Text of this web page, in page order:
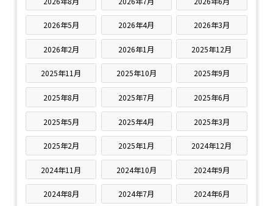
2026年5月 2026年4月 2026年3月
2026年2月 2026年1月 2025年12月
2025年11月 2025年10月 2025年9月
2025年8月 2025年7月 2025年6月
2025年5月 2025年4月 2025年3月
2025年2月 2025年1月 2024年12月
2024年11月 2024年10月 2024年9月
2024年8月 2024年7月 2024年6月